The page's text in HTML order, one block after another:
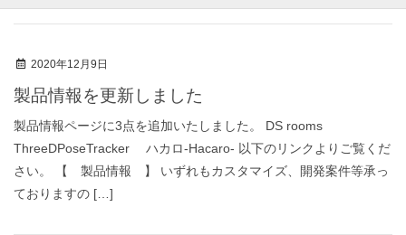
2020年12月9日
製品情報を更新しました
製品情報ページに3点を追加いたしました。 DS rooms
ThreeDPoseTracker ハカロ-Hacaro- 以下のリンクよりご覧くだ
さい。 【 製品情報 】 いずれもカスタマイズ、開発案件等承っ
ておりますの […]